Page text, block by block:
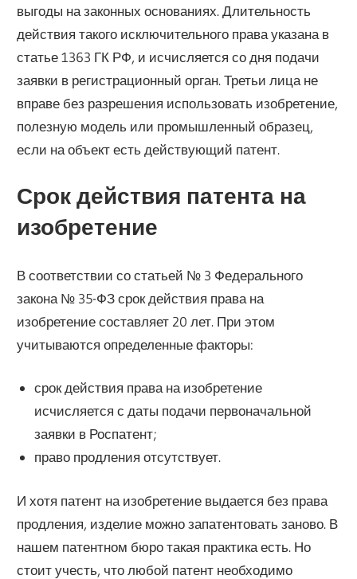
выгоды на законных основаниях. Длительность
действия такого исключительного права указана в
статье 1363 ГК РФ, и исчисляется со дня подачи
заявки в регистрационный орган. Третьи лица не
вправе без разрешения использовать изобретение,
полезную модель или промышленный образец,
если на объект есть действующий патент.
Срок действия патента на
изобретение
В соответствии со статьей № 3 Федерального
закона № 35-ФЗ срок действия права на
изобретение составляет 20 лет. При этом
учитываются определенные факторы:
срок действия права на изобретение
исчисляется с даты подачи первоначальной
заявки в Роспатент;
право продления отсутствует.
И хотя патент на изобретение выдается без права
продления, изделие можно запатентовать заново. В
нашем патентном бюро такая практика есть. Но
стоит учесть, что любой патент необходимо